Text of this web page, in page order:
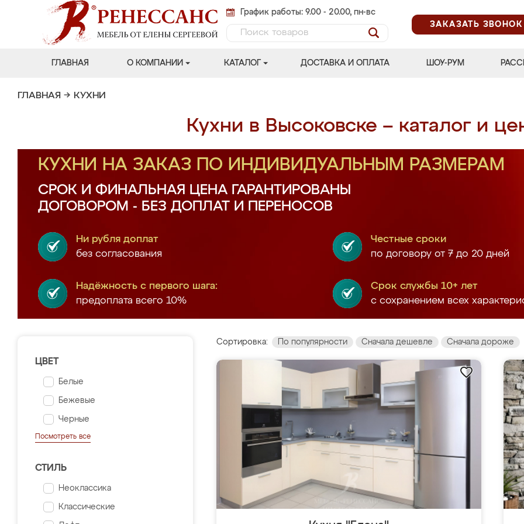
График работы: 9.00 - 20.00, пн-вс
ЗАКАЗАТЬ ЗВОНОК
ГЛАВНАЯ О КОМПАНИИ КАТАЛОГ ДОСТАВКА И ОПЛАТА ШОУ-РУМ
ГЛАВНАЯ → КУХНИ
Кухни в Высоковске – каталог и
КУХНИ НА ЗАКАЗ ПО ИНДИВИДУАЛЬНЫМ РАЗМЕРАМ
СРОК И ФИНАЛЬНАЯ ЦЕНА ГАРАНТИРОВАНЫ
ДОГОВОРОМ - БЕЗ ДОПЛАТ И ПЕРЕНОСОВ
Ни рубля доплат
без согласования
Честные сроки
по договору от 7 до 20 дней
Надёжность с первого шага:
предоплата всего 10%
Срок службы 10+ лет
с сохранением всех
ЦВЕТ
Белые
Бежевые
Черные
Посмотреть все
СТИЛЬ
Неоклассика
Классические
Сортировка: По популярности Сначала дешевле Сначала дороже